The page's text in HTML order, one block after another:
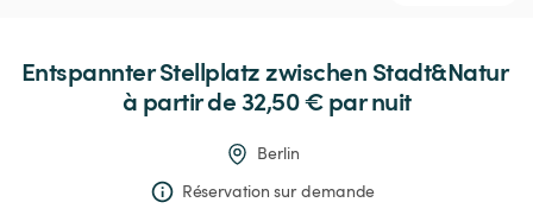
Entspannter Stellplatzzwischen Stadt&Natur
à partir de 32,50 € par nuit
Berlin
Réservation sur demande